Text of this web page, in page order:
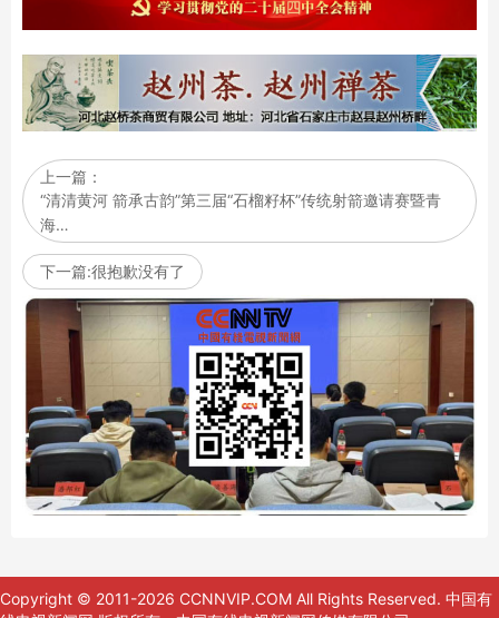
上一篇：
“清清黄河 箭承古韵”第三届“石榴籽杯”传统射箭邀请赛暨青
海…
下一篇:很抱歉没有了
Copyright © 2011-2026 CCNNVIP.COM All Rights Reserved. 中国有